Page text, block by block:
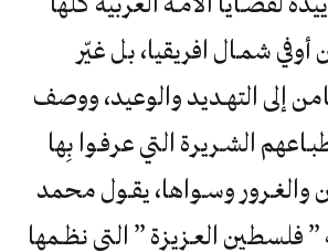
شمـال افريقيا، بل غيّر
إلى التهـديد والوعيد، ووصف
الشـريرة التي عرفـوا بِها
والغـرور وسـواها، يقـول محمد
فلسطين العـزيزة ” التي نظـمها